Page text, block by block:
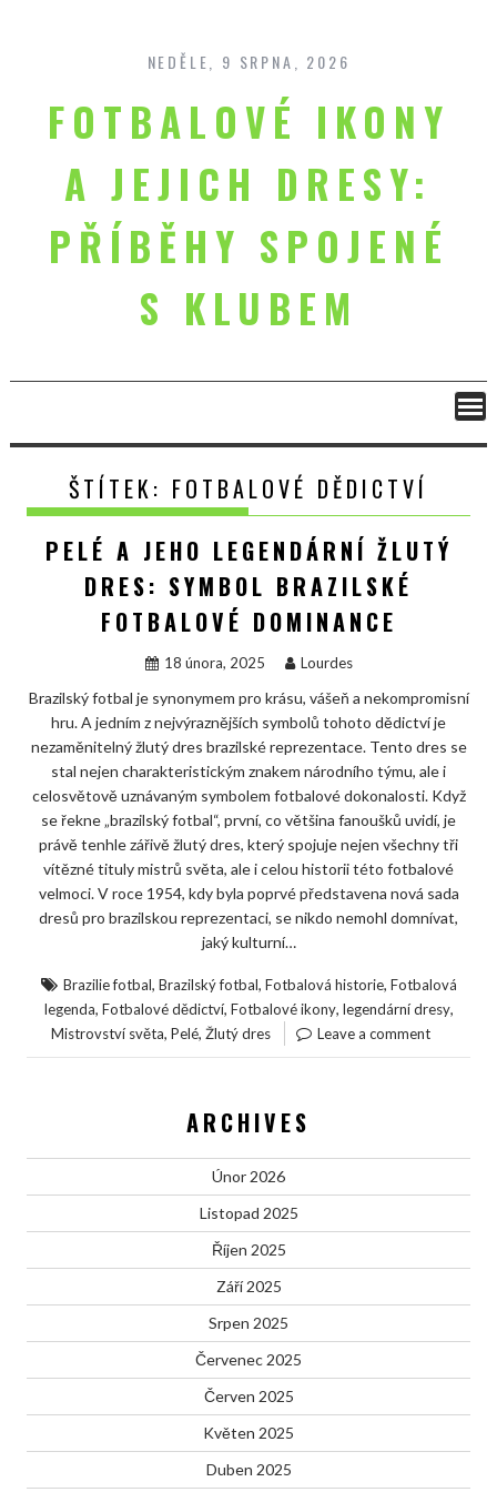
content
NEDĚLE, 9 SRPNA, 2026
FOTBALOVÉ IKONY
A JEJICH DRESY:
PŘÍBĚHY SPOJENÉ
S KLUBEM
ŠTÍTEK: FOTBALOVÉ DĚDICTVÍ
PELÉ A JEHO LEGENDÁRNÍ ŽLUTÝ
DRES: SYMBOL BRAZILSKÉ
FOTBALOVÉ DOMINANCE
18 února, 2025 Lourdes
Brazilský fotbal je synonymem pro krásu, vášeň a nekompromisní
hru. A jedním z nejvýraznějších symbolů tohoto dědictví je
nezaměnitelný žlutý dres brazilské reprezentace. Tento dres se
stal nejen charakteristickým znakem národního týmu, ale i
celosvětově uznávaným symbolem fotbalové dokonalosti. Když
se řekne „brazilský fotbal“, první, co většina fanoušků uvidí, je
právě tenhle zářivě žlutý dres, který spojuje nejen všechny tři
vítězné tituly mistrů světa, ale i celou historii této fotbalové
velmoci. V roce 1954, kdy byla poprvé představena nová sada
dresů pro brazilskou reprezentaci, se nikdo nemohl domnívat,
jaký kulturní…
Brazilie fotbal, Brazilský fotbal, Fotbalová historie, Fotbalová
legenda, Fotbalové dědictví, Fotbalové ikony, legendární dresy,
Mistrovství světa, Pelé, Žlutý dres Leave a comment
ARCHIVES
Únor 2026
Listopad 2025
Říjen 2025
Září 2025
Srpen 2025
Červenec 2025
Červen 2025
Květen 2025
Duben 2025